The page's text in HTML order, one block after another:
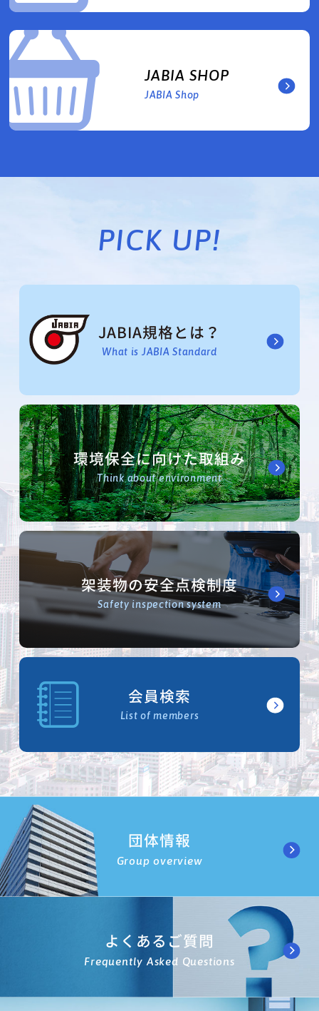
JABIA SHOP
JABIA Shop
PICK UP!
JABIA規格とは？
What is JABIA Standard
環境保全に向けた取組み
Think about environment
架装物の安全点検制度
Safety inspection system
会員検索
List of members
団体情報
Group overview
よくあるご質問
Frequently Asked Questions